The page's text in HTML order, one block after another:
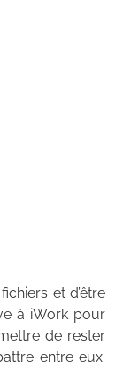
et d’être
à iWork pour
de rester
entre eux.